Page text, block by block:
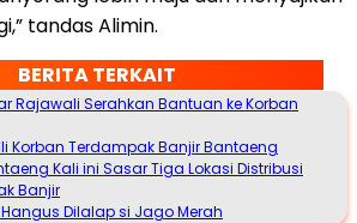
tandas Alimin.
BERITA TERKAIT
Rajawali Serahkan Bantuan ke Korban
Korban Terdampak Banjir Bantaeng
Kali ini Sasar Tiga Lokasi Distribusi
Banjir
Dilalap si Jago Merah